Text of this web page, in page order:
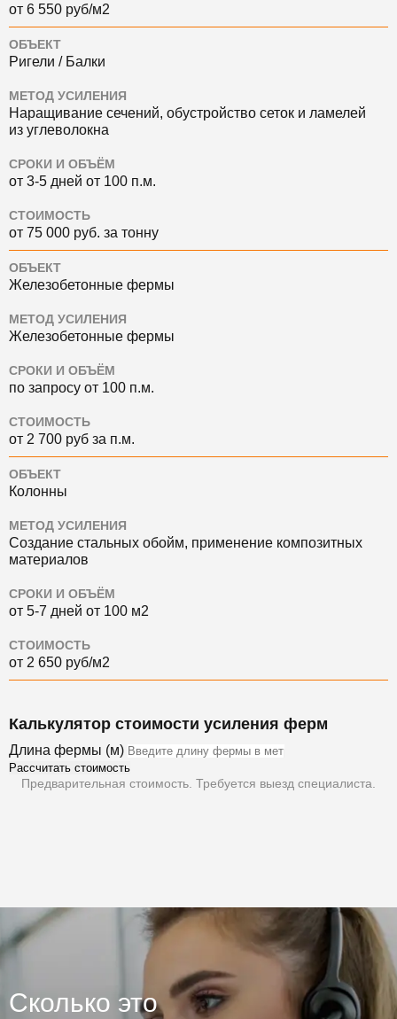
от 6 550 руб/м2
ОБЪЕКТ
Ригели / Балки
МЕТОД УСИЛЕНИЯ
Наращивание сечений, обустройство сеток и ламелей
из углеволокна
СРОКИ И ОБЪЁМ
от 3-5 дней от 100 п.м.
СТОИМОСТЬ
от 75 000 руб. за тонну
ОБЪЕКТ
Железобетонные фермы
МЕТОД УСИЛЕНИЯ
Железобетонные фермы
СРОКИ И ОБЪЁМ
по запросу от 100 п.м.
СТОИМОСТЬ
от 2 700 руб за п.м.
ОБЪЕКТ
Колонны
МЕТОД УСИЛЕНИЯ
Создание стальных обойм, применение композитных
материалов
СРОКИ И ОБЪЁМ
от 5-7 дней от 100 м2
СТОИМОСТЬ
от 2 650 руб/м2
Калькулятор стоимости усиления ферм
Длина фермы (м)
Рассчитать стоимость
Предварительная стоимость. Требуется выезд специалиста.
Сколько это